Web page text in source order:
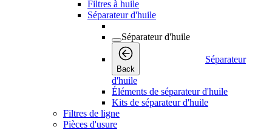
Filtres à huile
Séparateur d'huile
Séparateur d'huile
Back
Séparateur
d'huile
Éléments de séparateur d'huile
Kits de séparateur d'huile
Filtres de ligne
Pièces d'usure